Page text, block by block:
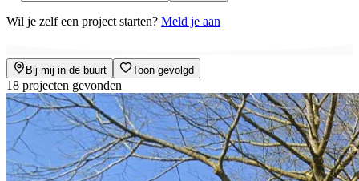
Wil je zelf een project starten? Meld je aan
Bij mij in de buurt Toon gevolgd
18 projecten gevonden